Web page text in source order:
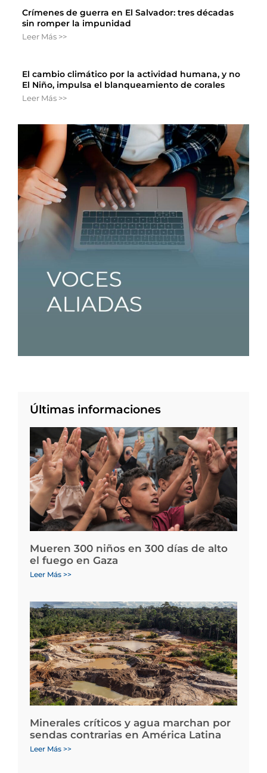
Crímenes de guerra en El Salvador: tres décadas
sin romper la impunidad
Leer Más >>
El cambio climático por la actividad humana, y no
El Niño, impulsa el blanqueamiento de corales
Leer Más >>
Últimas informaciones
Mueren 300 niños en 300 días de alto
el fuego en Gaza
Leer Más >>
Minerales críticos y agua marchan por
sendas contrarias en América Latina
Leer Más >>